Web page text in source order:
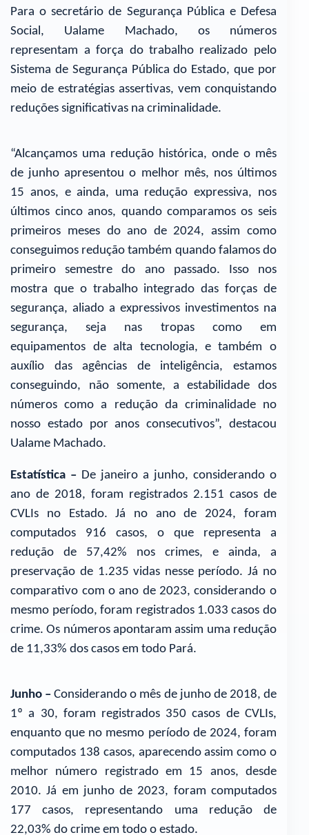
Para o secretário de Segurança Pública e Defesa
Social, Ualame Machado, os números
representam a força do trabalho realizado pelo
Sistema de Segurança Pública do Estado, que por
meio de estratégias assertivas, vem conquistando
reduções significativas na criminalidade.
“Alcançamos uma redução histórica, onde o mês
de junho apresentou o melhor mês, nos últimos
15 anos, e ainda, uma redução expressiva, nos
últimos cinco anos, quando comparamos os seis
primeiros meses do ano de 2024, assim como
conseguimos redução também quando falamos do
primeiro semestre do ano passado. Isso nos
mostra que o trabalho integrado das forças de
segurança, aliado a expressivos investimentos na
segurança, seja nas tropas como em
equipamentos de alta tecnologia, e também o
auxílio das agências de inteligência, estamos
conseguindo, não somente, a estabilidade dos
números como a redução da criminalidade no
nosso estado por anos consecutivos”, destacou
Ualame Machado.
Estatística – De janeiro a junho, considerando o
ano de 2018, foram registrados 2.151 casos de
CVLIs no Estado. Já no ano de 2024, foram
computados 916 casos, o que representa a
redução de 57,42% nos crimes, e ainda, a
preservação de 1.235 vidas nesse período. Já no
comparativo com o ano de 2023, considerando o
mesmo período, foram registrados 1.033 casos do
crime. Os números apontaram assim uma redução
de 11,33% dos casos em todo Pará.
Junho – Considerando o mês de junho de 2018, de
1º a 30, foram registrados 350 casos de CVLIs,
enquanto que no mesmo período de 2024, foram
computados 138 casos, aparecendo assim como o
melhor número registrado em 15 anos, desde
2010. Já em junho de 2023, foram computados
177 casos, representando uma redução de
22,03% do crime em todo o estado.